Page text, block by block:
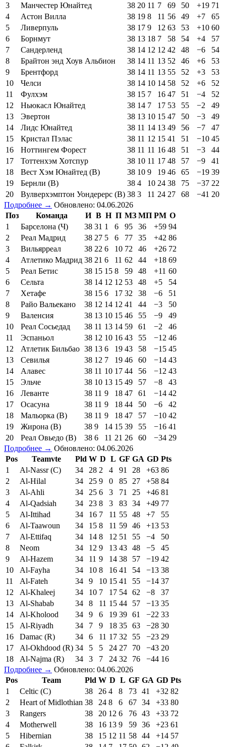
3
Манчестер Юнайтед 38 20 11 7 69 50 +19 71
4
Астон Вилла 38 19 8 11 56 49 +7
65
5
Ливерпуль 38 17 9 12 63 53 +10 60
6
Борнмут 38 13 18 7 58 54 +4
57
7
Сандерленд 38 14 12 12 42 48 −6
54
8
Брайтон энд Хоув Альбион 38 14 11 13 52 46 +6
53
9
Брентфорд 38 14 11 13 55 52 +3
53
10
Челси 38 14 10 14 58 52 +6
52
11
Фулхэм 38 15 7 16 47 51 −4
52
12
Ньюкасл Юнайтед 38 14 7 17 53 55 −2
49
13
Эвертон 38 13 10 15 47 50 −3
49
14
Лидс Юнайтед 38 11 14 13 49 56 −7
47
15
Кристал Пэлас 38 11 12 15 41 51 −10 45
16
Ноттингем Форест 38 11 11 16 48 51 −3
44
17
Тоттенхэм Хотспур 38 10 11 17 48 57 −9
41
18
Вест Хэм Юнайтед (В) 38 10 9 19 46 65 −19 39
19
Бернли (В) 38 4 10 24 38 75 −37 22
20
Вулверхэмптон Уондерерс (В) 38 3 11 24 27 68 −41 20
Подробнее → Обновлено: 04.06.2026
Поз
Команда И В Н П МЗ МП РМ О
1
Барселона (Ч) 38 31 1 6 95 36 +59 94
2
Реал Мадрид 38 27 5 6 77 35 +42 86
3
Вильярреал 38 22 6 10 72 46 +26 72
4
Атлетико Мадрид 38 21 6 11 62 44 +18 69
5
Реал Бетис 38 15 15 8 59 48 +11 60
6
Сельта 38 14 12 12 53 48 +5
54
7
Хетафе 38 15 6 17 32 38 −6
51
8
Райо Вальекано 38 12 14 12 41 44 −3
50
9
Валенсия 38 13 10 15 46 55 −9
49
10
Реал Сосьедад 38 11 13 14 59 61 −2
46
11
Эспаньол 38 12 10 16 43 55 −12 46
12
Атлетик Бильбао 38 13 6 19 43 58 −15 45
13
Севилья 38 12 7 19 46 60 −14 43
14
Алавес 38 11 10 17 44 56 −12 43
15
Эльче 38 10 13 15 49 57 −8
43
16
Леванте 38 11 9 18 47 61 −14 42
17
Осасуна 38 11 9 18 44 50 −6
42
18
Мальорка (В) 38 11 9 18 47 57 −10 42
19
Жирона (В) 38 9 14 15 39 55 −16 41
20
Реал Овьедо (В) 38 6 11 21 26 60 −34 29
Подробнее → Обновлено: 04.06.2026
Pos
Teamvte Pld W D L GF GA GD Pts
1
Al-Nassr (C) 34 28 2 4 91 28 +63 86
2
Al-Hilal 34 25 9 0 85 27 +58 84
3
Al-Ahli 34 25 6 3 71 25 +46 81
4
Al-Qadsiah 34 23 8 3 83 34 +49 77
5
Al-Ittihad 34 16 7 11 55 48 +7
55
6
Al-Taawoun 34 15 8 11 59 46 +13 53
7
Al-Ettifaq 34 14 8 12 51 55 −4
50
8
Neom 34 12 9 13 43 48 −5
45
9
Al-Hazem 34 11 9 14 38 57 −19 42
10
Al-Fayha 34 10 8 16 41 54 −13 38
11
Al-Fateh 34 9 10 15 41 55 −14 37
12
Al-Khaleej 34 10 7 17 54 62 −8
37
13
Al-Shabab 34 8 11 15 44 57 −13 35
14
Al-Kholood 34 9 6 19 39 61 −22 33
15
Al-Riyadh 34 7 9 18 35 63 −28 30
16
Damac (R) 34 6 11 17 32 55 −23 29
17
Al-Okhdood (R) 34 5 5 24 27 70 −43 20
18
Al-Najma (R) 34 3 7 24 32 76 −44 16
Подробнее → Обновлено: 04.06.2026
Pos
Team Pld W D L GF GA GD Pts
1
Celtic (C) 38 26 4 8 73 41 +32 82
2
Heart of Midlothian 38 24 8 6 67 34 +33 80
3
Rangers 38 20 12 6 76 43 +33 72
4
Motherwell 38 16 13 9 59 36 +23 61
5
Hibernian 38 15 12 11 58 44 +14 57